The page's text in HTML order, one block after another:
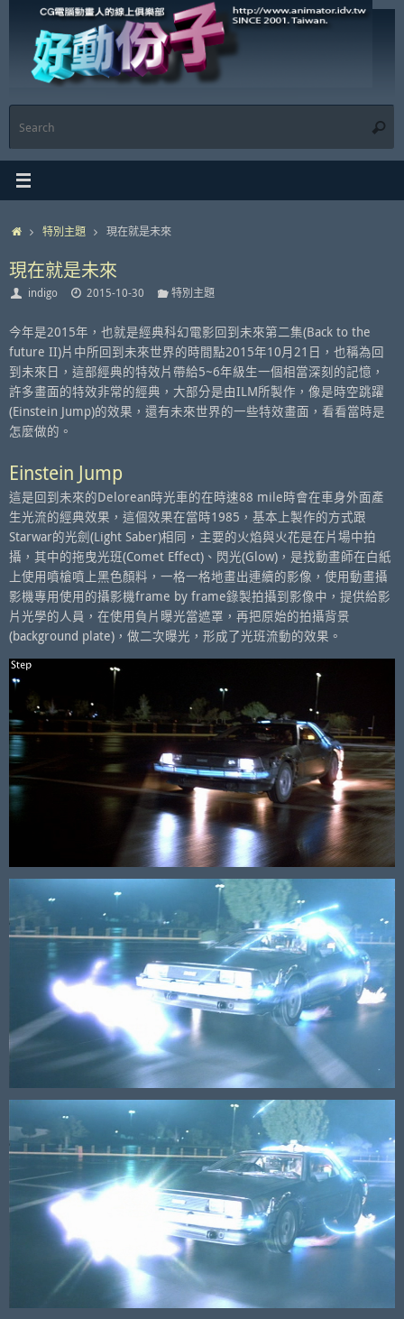
content
Home特別主題 現在就是未來
現在就是未來
indigo 2015-10-30 特別主題
今年是2015年，也就是經典科幻電影回到未來第二集(Back to the
future II)片中所回到未來世界的時間點2015年10月21日，也稱為回
到未來日，這部經典的特效片帶給5~6年級生一個相當深刻的記憶，
許多畫面的特效非常的經典，大部分是由ILM所製作，像是時空跳躍
(Einstein Jump)的效果，還有未來世界的一些特效畫面，看看當時是
怎麼做的。
Einstein Jump
這是回到未來的Delorean時光車的在時速88 mile時會在車身外面產
生光流的經典效果，這個效果在當時1985，基本上製作的方式跟
Starwar的光劍(Light Saber)相同，主要的火焰與火花是在片場中拍
攝，其中的拖曳光班(Comet Effect)、閃光(Glow)，是找動畫師在白紙
上使用噴槍噴上黑色顏料，一格一格地畫出連續的影像，使用動畫攝
影機專用使用的攝影機frame by frame錄製拍攝到影像中，提供給影
片光學的人員，在使用負片曝光當遮罩，再把原始的拍攝背景
(background plate)，做二次曝光，形成了光班流動的效果。